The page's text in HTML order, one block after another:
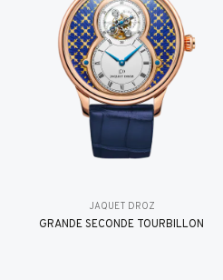
JAQUET DROZ
GRANDE SECONDE TOURBILLON